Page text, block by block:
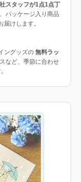
スタッフが1点1点丁
パッケージ入り商品
けします。
ングッズの 無料ラッ
など、季節に合わせ